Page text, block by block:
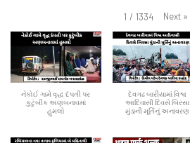
1 / 1334 Next »
નેકોઈ ગામે વૃદ્ધ દંપતી પર
કુટુંબીક અણબનાવમાં
હુમલો
દેવગઢ બારીયામાં વિશ્વ
આદિવાસી દિવસે બિરસા
મુંડાની મૂર્તિનું અનાવરણ